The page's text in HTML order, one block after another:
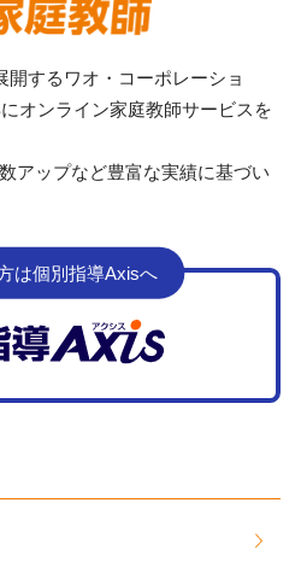
開するワオ・コーポレーショ
オンライン家庭教師サービスを
アップなど豊富な実績に基づい
は個別指導Axisへ